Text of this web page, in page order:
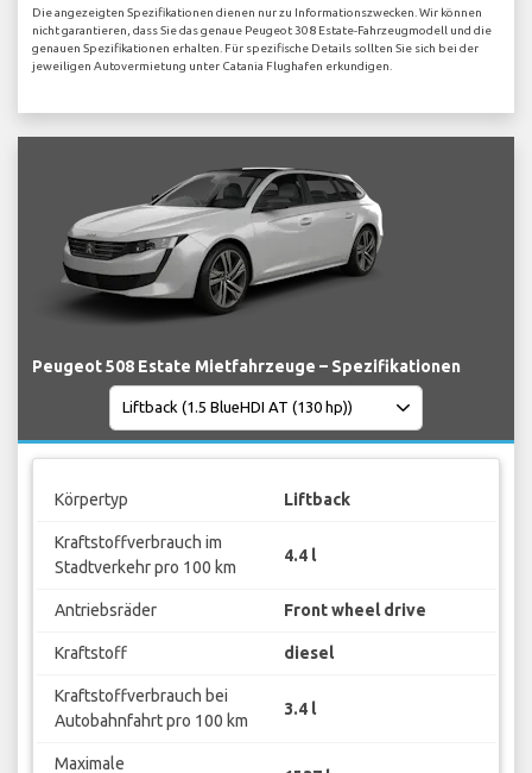
Die angezeigten Spezifikationen dienen nur zu Informationszwecken. Wir können
nicht garantieren, dass Sie das genaue Peugeot 308 Estate-Fahrzeugmodell und die
genauen Spezifikationen erhalten. Für spezifische Details sollten Sie sich bei der
jeweiligen Autovermietung unter Catania Flughafen erkundigen.
Peugeot 508 Estate Mietfahrzeuge – Spezifikationen
Körpertyp Liftback
Kraftstoffverbrauch im
Stadtverkehr pro 100 km
4.4 l
Antriebsräder Front wheel drive
Kraftstoff diesel
Kraftstoffverbrauch bei
Autobahnfahrt pro 100 km
3.4 l
Maximale